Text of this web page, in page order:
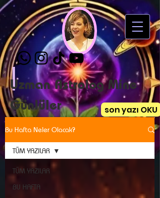
Uzman Astrolog Mine
Günlüler
son yazı OKU
Bu Hafta Neler Olacak?
TÜM YAZILAR
BU HAFTA
TÜM YAZILAR